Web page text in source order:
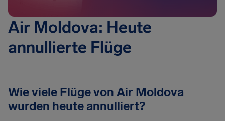
Air Moldova: Heute
annullierte Flüge
Wie viele Flüge von Air Moldova
wurden heute annulliert?